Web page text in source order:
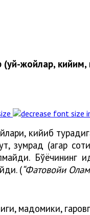
жойлар, кийим,
кийиб
зумрад (агар
(“Фатовойи
мадомики,